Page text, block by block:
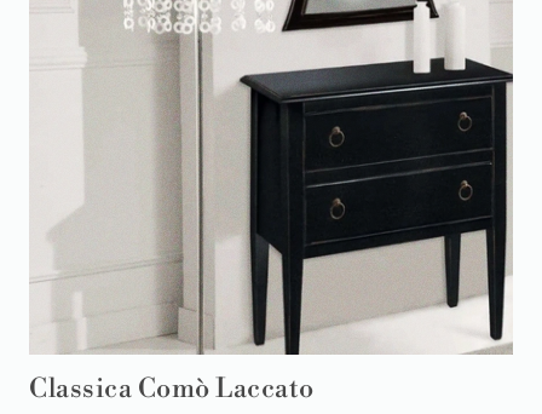
Classica Comò Laccato